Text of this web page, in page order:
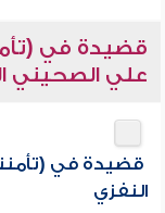
قضيدة في
علي الصحيني
قضيدة في
النفزي